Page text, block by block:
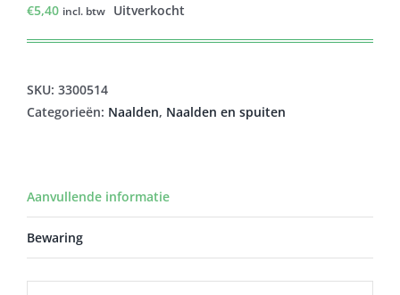
€5,40 incl. btw Uitverkocht
SKU: 3300514
Categorieën: Naalden, Naalden en spuiten
Aanvullende informatie
Bewaring